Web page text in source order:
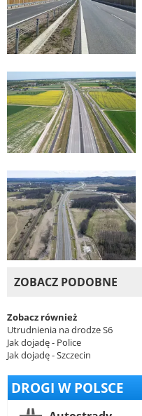
ZOBACZ PODOBNE
Zobacz również
Utrudnienia na drodze S6
Jak dojadę - Police
Jak dojadę - Szczecin
DROGI W POLSCE